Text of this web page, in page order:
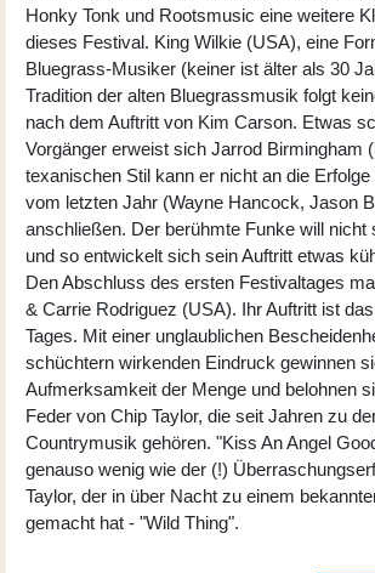
Honky Tonk und Rootsmusic eine weitere
dieses Festival. King Wilkie (USA), eine
Bluegrass-Musiker (keiner ist älter als 30
Tradition der alten Bluegrassmusik folgt
nach dem Auftritt von Kim Carson. Etwas
Vorgänger erweist sich Jarrod Birmingham
texanischen Stil kann er nicht an die
vom letzten Jahr (Wayne Hancock, Jason
anschließen. Der berühmte Funke will nicht
und so entwickelt sich sein Auftritt etwas
Den Abschluss des ersten Festivaltages
& Carrie Rodriguez (USA). Ihr Auftritt ist
Tages. Mit einer unglaublichen
schüchtern wirkenden Eindruck gewinnen
Aufmerksamkeit der Menge und belohnen
Feder von Chip Taylor, die seit Jahren zu
Countrymusik gehören. "Kiss An Angel
genauso wenig wie der (!)
Taylor, der in über Nacht zu einem
gemacht hat - "Wild Thing".